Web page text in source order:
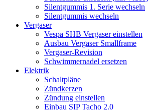
Silentgummis 1. Serie wechseln
Silentgummis wechseln
Vergaser
Vespa SHB Vergaser einstellen
Ausbau Vergaser Smallframe
Vergaser-Revision
Schwimmernadel ersetzen
Elektrik
Schaltpläne
Zündkerzen
Zündung einstellen
Einbau SIP Tacho 2.0